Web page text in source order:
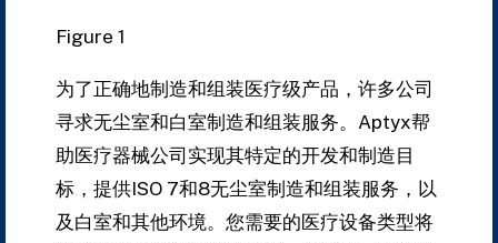
Figure 1
为了正确地制造和组装医疗级产品，许多公司
寻求无尘室和白室制造和组装服务。 Aptyx帮
助医疗器械公司实现其特定的开发和制造目
标，提供ISO 7和8无尘室制造和组装服务，以
及白室和其他环境。 您需要的医疗设备类型将